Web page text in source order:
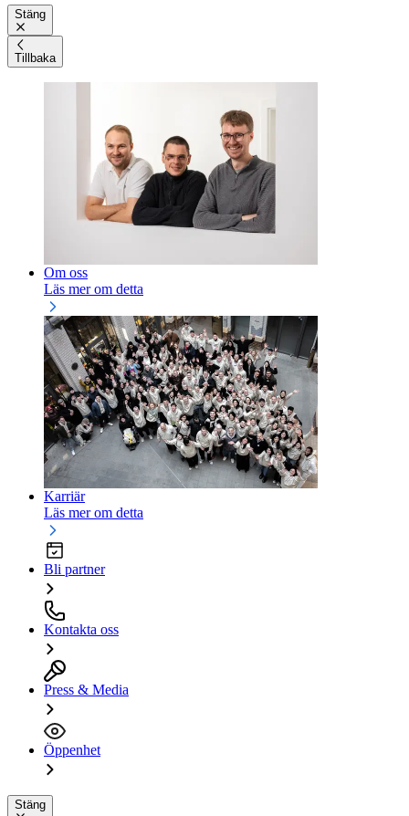
Stäng
Tillbaka
Om oss
Läs mer om detta
Karriär
Läs mer om detta
Bli partner
Kontakta oss
Press & Media
Öppenhet
Stäng